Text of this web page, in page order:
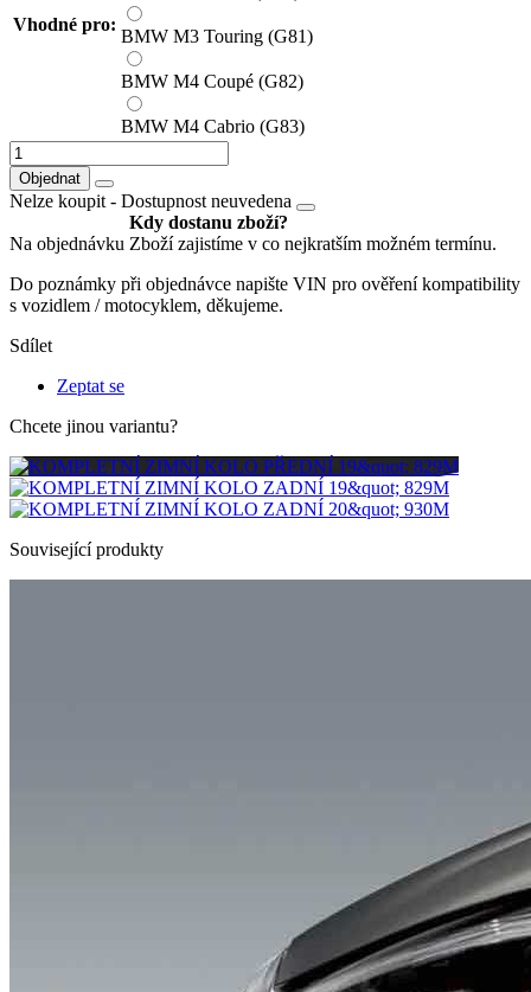
Vhodné pro:
BMW M3 Touring (G81)
BMW M4 Coupé (G82)
BMW M4 Cabrio (G83)
Objednat
Nelze koupit - Dostupnost neuvedena
Na objednávku
Kdy dostanu zboží?
Zboží zajistíme v co nejkratším možném termínu.
Do poznámky při objednávce napište VIN pro ověření kompatibility
s vozidlem / motocyklem, děkujeme.
Sdílet
Zeptat se
Chcete jinou variantu?
Související produkty